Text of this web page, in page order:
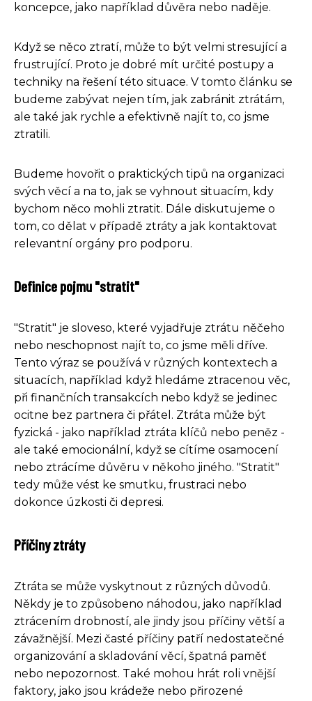
koncepce, jako například důvěra nebo naděje.
Když se něco ztratí, může to být velmi stresující a
frustrující. Proto je dobré mít určité postupy a
techniky na řešení této situace. V tomto článku se
budeme zabývat nejen tím, jak zabránit ztrátám,
ale také jak rychle a efektivně najít to, co jsme
ztratili.
Budeme hovořit o praktických tipů na organizaci
svých věcí a na to, jak se vyhnout situacím, kdy
bychom něco mohli ztratit. Dále diskutujeme o
tom, co dělat v případě ztráty a jak kontaktovat
relevantní orgány pro podporu.
Definice pojmu "stratit"
"Stratit" je sloveso, které vyjadřuje ztrátu něčeho
nebo neschopnost najít to, co jsme měli dříve.
Tento výraz se používá v různých kontextech a
situacích, například když hledáme ztracenou věc,
při finančních transakcích nebo když se jedinec
ocitne bez partnera či přátel. Ztráta může být
fyzická - jako například ztráta klíčů nebo peněz -
ale také emocionální, když se cítíme osamocení
nebo ztrácíme důvěru v někoho jiného. "Stratit"
tedy může vést ke smutku, frustraci nebo
dokonce úzkosti či depresi.
Příčiny ztráty
Ztráta se může vyskytnout z různých důvodů.
Někdy je to způsobeno náhodou, jako například
ztrácením drobností, ale jindy jsou příčiny větší a
závažnější. Mezi časté příčiny patří nedostatečné
organizování a skladování věcí, špatná paměť
nebo nepozornost. Také mohou hrát roli vnější
faktory, jako jsou krádeže nebo přirozené